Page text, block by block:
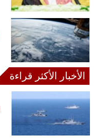
الأخبار الأكثر قراءة